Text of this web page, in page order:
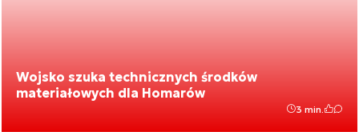
Wojsko szuka technicznych środków
materiałowych dla Homarów
3 min.